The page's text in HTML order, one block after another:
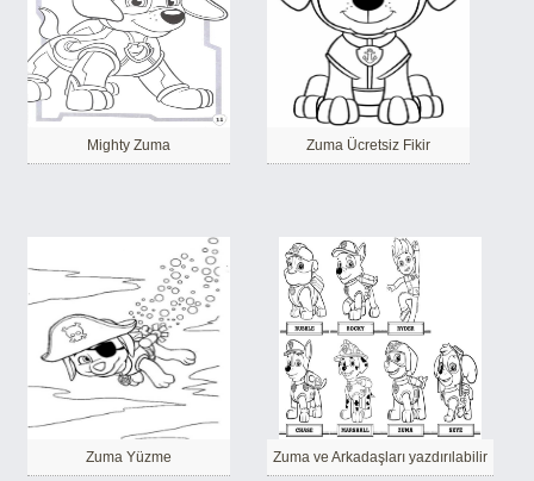
Mighty Zuma Zuma Ücretsiz Fikir
Zuma Yüzme Zuma ve Arkadaşları yazdırılabilir